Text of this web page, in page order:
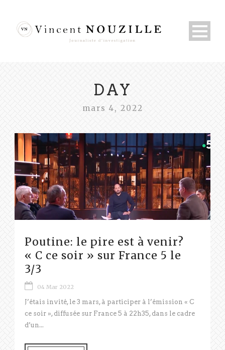
DAY
mars 4, 2022
Poutine: le pire est à venir?
« C ce soir » sur France 5 le
3/3
04 Mar 2022
J’étais invité, le 3 mars, à participer à l’émission « C
ce soir », diffusée sur France 5 à 22h35, dans le cadre
d’un...